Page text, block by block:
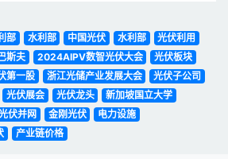
部 水利部 中国光伏 水利部
光伏利用
斯夫 2024AIPV数智光伏大会
光伏板块
第一股 浙江光储产业发展大会
光伏子公司
光伏展会 光伏龙头
新加坡国立大学
伏并网 金刚光伏
电力设施
产业链价格